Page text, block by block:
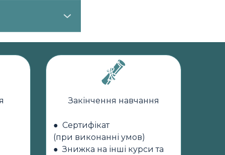
брак
практиці
мереж.
баг-
Закінчення навчання
● Сертифікат
(при виконанні умов)
● Знижка на інші курси та